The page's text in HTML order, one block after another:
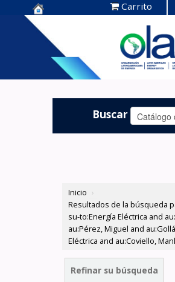
Centro de
Documentación
OLADE -
Carrito
Buscar
Inicio ›
Resultados de la búsqueda
su-to:Energía Eléctrica and
au:Pérez, Miguel and
Eléctrica and au:Coviello,
Refinar su búsqueda